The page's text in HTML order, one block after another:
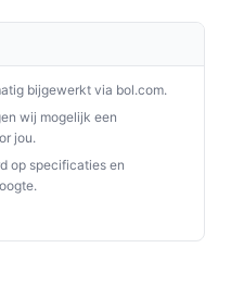
bijgewerkt via bol.com.
wij mogelijk een
jou.
op specificaties en